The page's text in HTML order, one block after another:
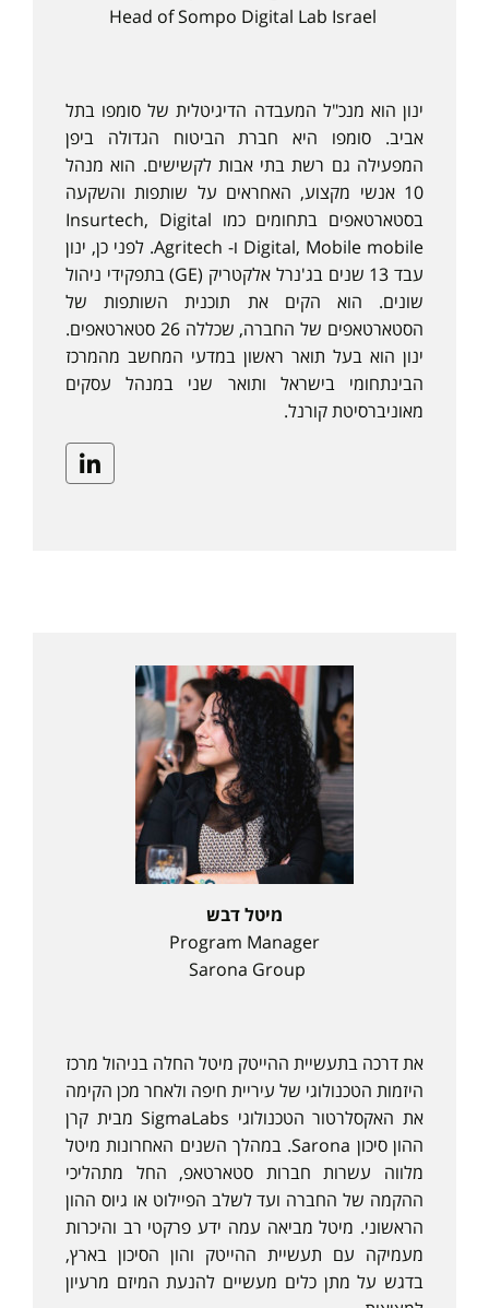
Head of Sompo Digital Lab Israel
ינון הוא מנכ"ל המעבדה הדיגיטלית של סומפו בתל
אביב. סומפו היא חברת הביטוח הגדולה ביפן
המפעילה גם רשת בתי אבות לקשישים. הוא מנהל
10 אנשי מקצוע, האחראים על שותפות והשקעה
בסטארטאפים בתחומים כמו Insurtech, Digital
Digital, Mobile mobile ו- Agritech. לפני כן, ינון
עבד 13 שנים בג'נרל אלקטריק (GE) בתפקידי ניהול
שונים. הוא הקים את תוכנית השותפות של
הסטארטאפים של החברה, שכללה 26 סטארטאפים.
ינון הוא בעל תואר ראשון במדעי המחשב מהמרכז
הבינתחומי בישראל ותואר שני במנהל עסקים
מאוניברסיטת קורנל.
Linkedin
מיטל דבש
Program Manager
Sarona Group
את דרכה בתעשיית ההייטק מיטל החלה בניהול מרכז
היזמות הטכנולוגי של עיריית חיפה ולאחר מכן הקימה
את האקסלרטור הטכנולוגי SigmaLabs מבית קרן
ההון סיכון Sarona. במהלך השנים האחרונות מיטל
מלווה עשרות חברות סטארטאפ, החל מתהליכי
ההקמה של החברה ועד לשלב הפיילוט או גיוס ההון
הראשוני. מיטל מביאה עמה ידע פרקטי רב והיכרות
מעמיקה עם תעשיית ההייטק והון הסיכון בארץ,
בדגש על מתן כלים מעשיים להנעת המיזם מרעיון